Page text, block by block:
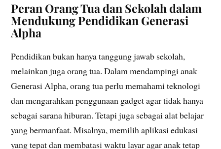
Peran Orang Tua dan Sekolah dalam
Mendukung Pendidikan Generasi
Alpha
Pendidikan bukan hanya tanggung jawab sekolah,
melainkan juga orang tua. Dalam mendampingi anak
Generasi Alpha, orang tua perlu memahami teknologi
dan mengarahkan penggunaan gadget agar tidak hanya
sebagai sarana hiburan. Tetapi juga sebagai alat belajar
yang bermanfaat. Misalnya, memilih aplikasi edukasi
yang tepat dan membatasi waktu layar agar anak tetap